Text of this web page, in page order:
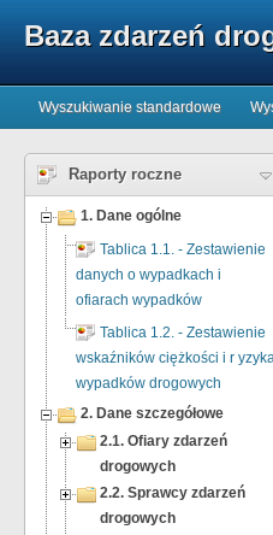
Baza zdarzeń
Wyszukiwanie standardowe
Raporty roczne
1. Dane ogólne
Tablica 1.1. - Zestawienie
danych o wypadkach i
ofiarach wypadków
Tablica 1.2. - Zestawienie
wskaźników ciężkości i r
wypadków drogowych
2. Dane szczegółowe
2.1. Ofiary zdarzeń
drogowych
2.2. Sprawcy zdarzeń
drogowych